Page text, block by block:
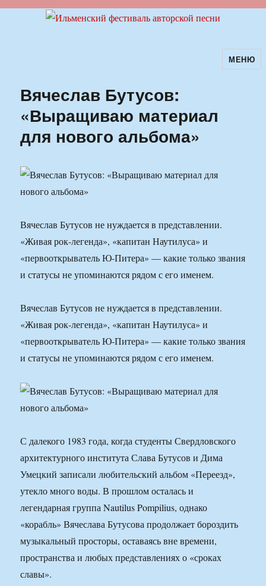
Ильменский фестиваль авторскойМЕНЮ
Вячеслав Бутусов:
«Выращиваю материал
для нового альбома»
Вячеслав Бутусов не нуждается в представлении.
«Живая рок-легенда», «капитан Наутилуса» и
«первооткрыватель Ю-Питера» — какие только звания
и статусы не упоминаются рядом с его именем.
Вячеслав Бутусов не нуждается в представлении.
«Живая рок-легенда», «капитан Наутилуса» и
«первооткрыватель Ю-Питера» — какие только звания
и статусы не упоминаются рядом с его именем.
С далекого 1983 года, когда студенты Свердловского
архитектурного института Слава Бутусов и Дима
Умецкий записали любительский альбом «Переезд»,
утекло много воды. В прошлом осталась и
легендарная группа Nautilus Pompilius, однако
«корабль» Вячеслава Бутусова продолжает бороздить
музыкальный просторы, оставаясь вне времени,
пространства и любых представлениях о «сроках
славы».